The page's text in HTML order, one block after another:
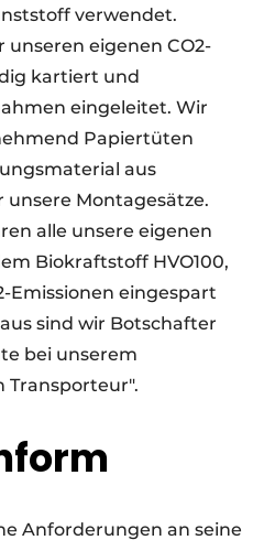
verwendet.
eigenen CO2-
kartiert und
eingeleitet. Wir
Papiertüten
aus
unsere Montagesätze.
alle unsere eigenen
Biokraftstoff HVO100,
Emissionen eingespart
sind wir Botschafter
bei unserem
Transporteur".
Anforderungen an seine